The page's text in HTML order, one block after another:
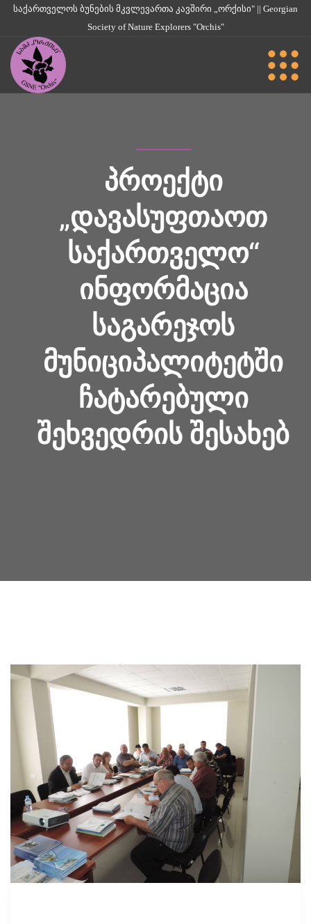
საქართველოს ბუნების მკვლევართა კავშირი „ორქისი" || Georgian
Society of Nature Explorers "Orchis"
ᲞᲠᲝᲔᲥᲢᲘ
„ᲓᲐᲕᲐᲡᲣᲤᲗᲐᲝᲗ
ᲡᲐᲥᲐᲠᲗᲕᲔᲚᲝ“
ᲘᲜᲤᲝᲠᲛᲐᲪᲘᲐ
ᲡᲐᲒᲐᲠᲔᲯᲝᲡ
ᲛᲣᲜᲘᲪᲘᲞᲐᲚᲘᲢᲔᲢᲨᲘ
ᲩᲐᲢᲐᲠᲔᲑᲣᲚᲘ
ᲨᲔᲮᲕᲔᲓᲠᲘᲡ ᲨᲔᲡᲐᲮᲔᲑ